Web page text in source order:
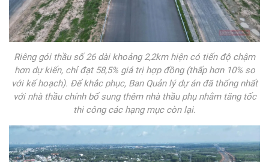
Riêng gói thầu số 26 dài khoảng 2,2km hiện có tiến độ chậm
hơn dự kiến, chỉ đạt 58,5% giá trị hợp đồng (thấp hơn 10% so
với kế hoạch). Để khắc phục, Ban Quản lý dự án đã thống nhất
với nhà thầu chính bổ sung thêm nhà thầu phụ nhằm tăng tốc
thi công các hạng mục còn lại.